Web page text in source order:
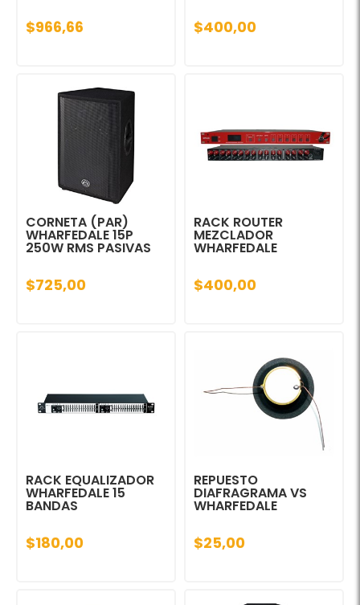
$966,66 $400,00
CORNETA (PAR)
WHARFEDALE 15P
250W RMS PASIVAS
$725,00
RACK ROUTER
MEZCLADOR
WHARFEDALE
$400,00
RACK EQUALIZADOR
WHARFEDALE 15
BANDAS
$180,00
REPUESTO
DIAFRAGRAMA VS
WHARFEDALE
$25,00